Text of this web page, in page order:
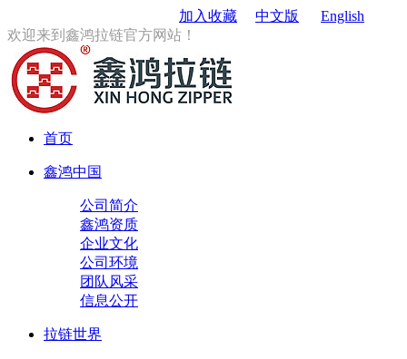
加入收藏 中文版
English
欢迎来到鑫鸿拉链官方网站！
首页
鑫鸿中国
公司简介
鑫鸿资质
企业文化
公司环境
团队风采
信息公开
拉链世界